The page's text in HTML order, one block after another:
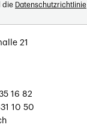
die Datenschutzrichtlinie
21
16 82
10 50